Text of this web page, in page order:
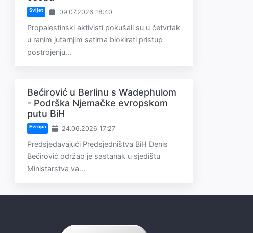
Svijet 09.07.2026 18:40
Propalestinski aktivisti pokušali su u četvrtak
u ranim jutarnjim satima blokirati pristup
postrojenju...
Bećirović u Berlinu s Wadephulom
- Podrška Njemačke evropskom
putu BiH
Evropa 24.06.2026 17:27
Predsjedavajući Predsjedništva BiH Denis
Bećirović održao je sastanak u sjedištu
Ministarstva va...